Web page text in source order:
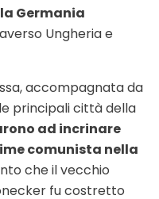
Germania
Ungheria e
accompagnata da
principali città della
ad incrinare
comunista nella
che il vecchio
fu costretto